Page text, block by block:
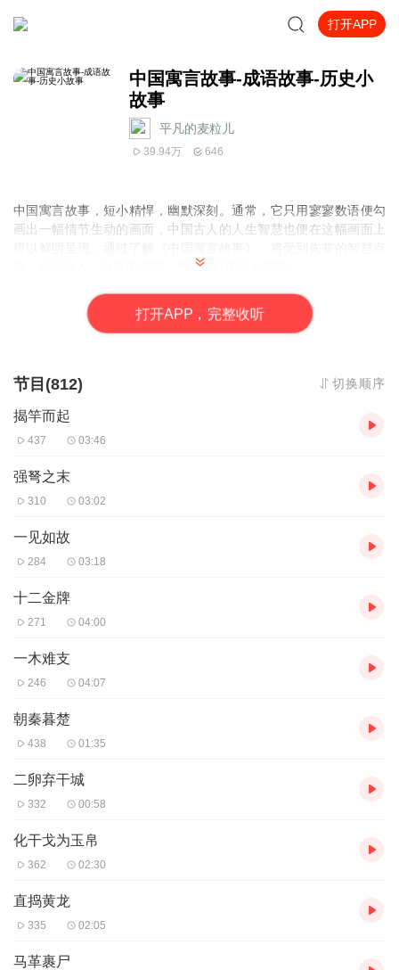
打开APP
中国寓言故事-成语故事-历史小
故事
平凡的麦粒儿
39.94万 646
中国寓言故事，短小精悍，幽默深刻。通常，它只用寥寥数语便勾
画出一幅情节生动的画面，中国古人的人生智慧也便在这幅画面上
拨，领悟做人、做事的道理，养成良好的行为习惯。
成语，指人们长期以来习用的、简洁精辟的定型词组或短句。汉语
的成语大多由四字组成，一般都有出处。
打开APP，完整收听
节目(812) 切换顺序
揭竿而起
437 03:46
强弩之末
310 03:02
一见如故
284 03:18
十二金牌
271 04:00
一木难支
246 04:07
朝秦暮楚
438 01:35
二卵弃干城
332 00:58
化干戈为玉帛
362 02:30
直捣黄龙
335 02:05
马革裹尸